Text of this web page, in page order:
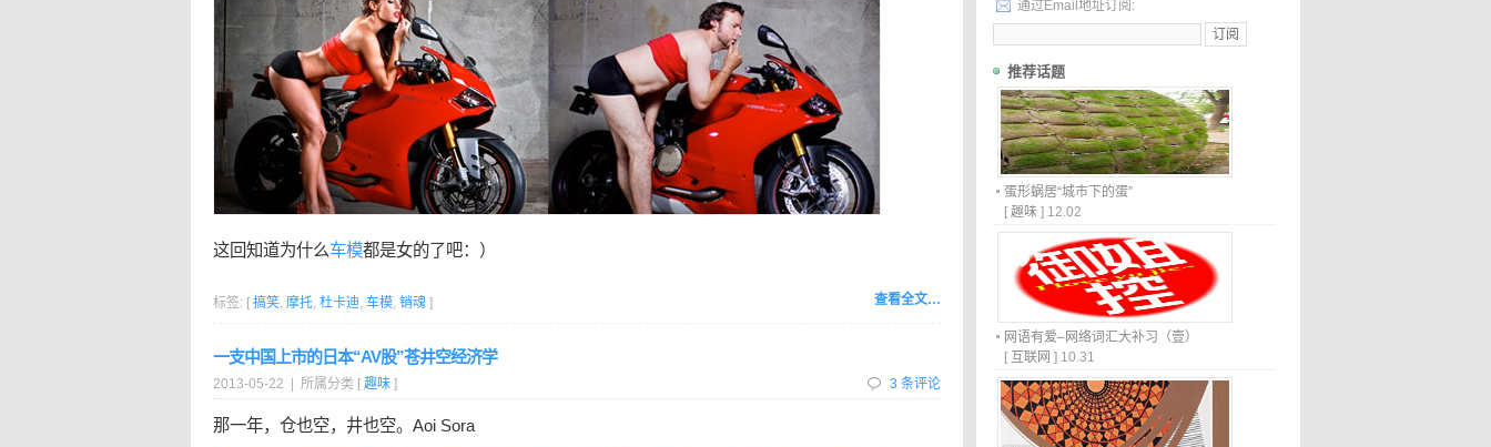
这回知道为什么车模都是女的了吧：）
查看全文…
标签: [ 搞笑, 摩托, 杜卡迪, 车模, 销魂 ]
一支中国上市的日本“AV股”苍井空经济学
2013-05-22 | 所属分类 [ 趣味 ] 3 条评论
那一年，仓也空，井也空。Aoi Sora
通过Email地址订阅:
推荐话题
蛋形蜗居“城市下的蛋”
[ 趣味 ] 12.02
网语有爱–网络词汇大补习（壹）
[ 互联网 ] 10.31